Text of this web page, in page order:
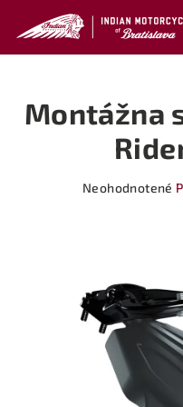
obsah
Montážna
Priemerné
5
hviezdičiek.
Neohodnotené